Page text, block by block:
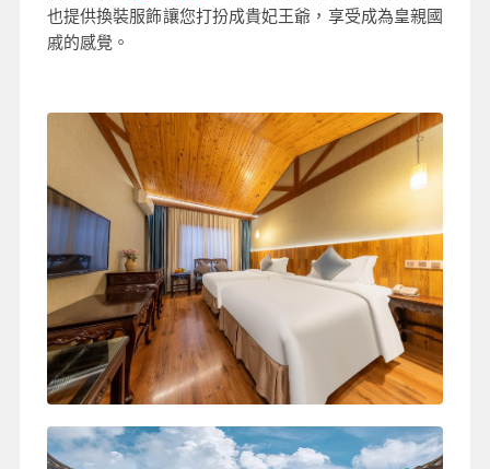
也提供換裝服飾讓您打扮成貴妃王爺，享受成為皇親國
戚的感覺。